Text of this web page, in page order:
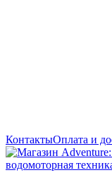
КонтактыОплата и